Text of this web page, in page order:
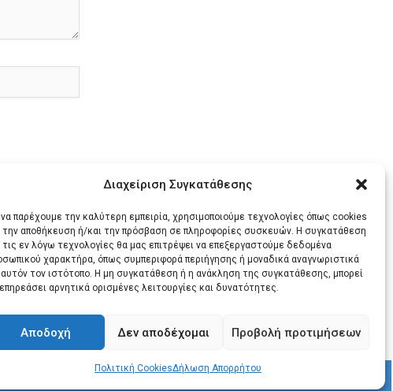
Διαχείριση Συγκατάθεσης
να παρέχουμε την καλύτερη εμπειρία, χρησιμοποιούμε τεχνολογίες όπως cookies
την αποθήκευση ή/και την πρόσβαση σε πληροφορίες συσκευών. Η συγκατάθεση
τις εν λόγω τεχνολογίες θα μας επιτρέψει να επεξεργαστούμε δεδομένα
χαρακτήρα, όπως συμπεριφορά περιήγησης ή μοναδικά αναγνωριστικά
τον ιστότοπο. Η μη συγκατάθεση ή η ανάκληση της συγκατάθεσης, μπορεί
αρνητικά ορισμένες λειτουργίες και δυνατότητες.
Αποδοχή Δεν αποδέχομαι Προβολή προτιμήσεων
Πολιτική CookiesΔήλωση Απορρήτου
ΕΠΌΜΕΝΟ